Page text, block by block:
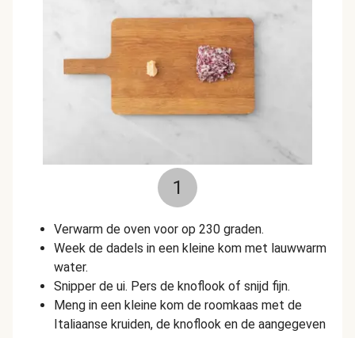
1
Verwarm de oven voor op 230 graden.
Week de dadels in een kleine kom met lauwwarm
water.
Snipper de ui. Pers de knoflook of snijd fijn.
Meng in een kleine kom de roomkaas met de
Italiaanse kruiden, de knoflook en de aangegeven